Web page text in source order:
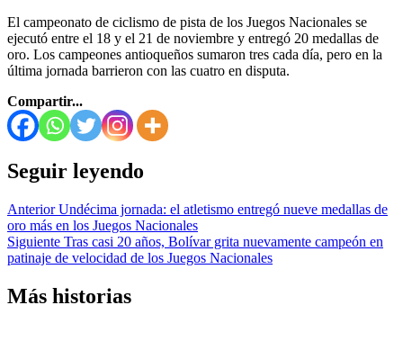
El campeonato de ciclismo de pista de los Juegos Nacionales se
ejecutó entre el 18 y el 21 de noviembre y entregó 20 medallas de
oro. Los campeones antioqueños sumaron tres cada día, pero en la
última jornada barrieron con las cuatro en disputa.
Compartir...
Seguir leyendo
AnteriorUndécima jornada: el atletismo entregó nueve medallas de
oro más en los Juegos Nacionales
Siguiente Tras casi 20 años, Bolívar grita nuevamente campeón en
patinaje de velocidad de los Juegos Nacionales
Más historias